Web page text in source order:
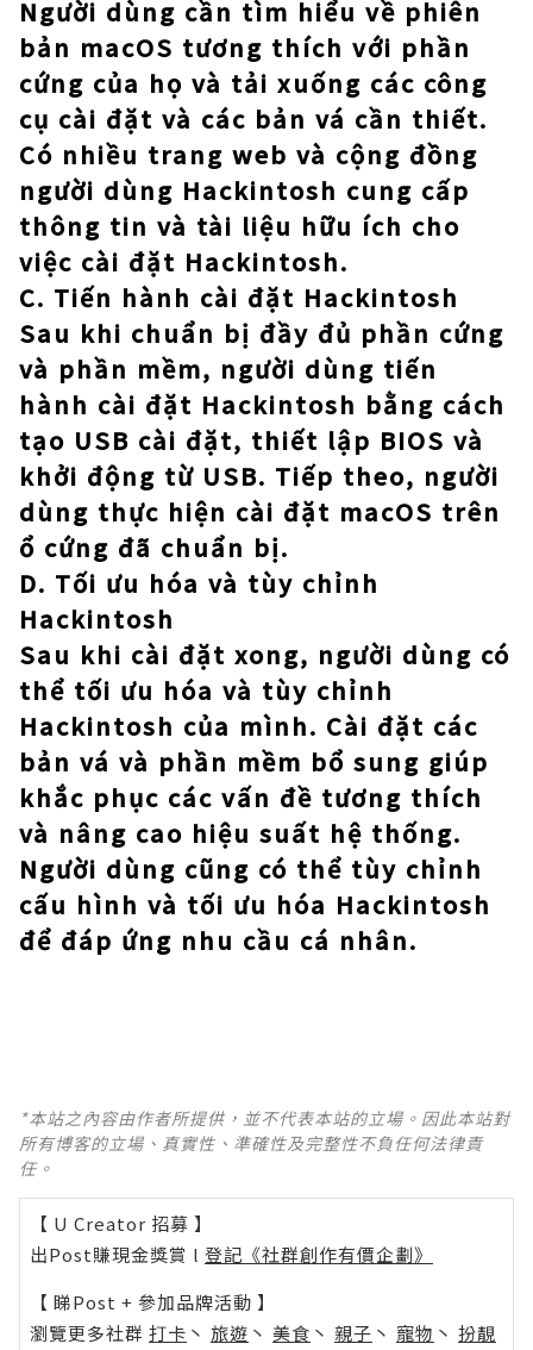
Người dùng cần tìm hiểu về phiên
bản macOS tương thích với phần
cứng của họ và tải xuống các công
cụ cài đặt và các bản vá cần thiết.
Có nhiều trang web và cộng đồng
người dùng Hackintosh cung cấp
thông tin và tài liệu hữu ích cho
việc cài đặt Hackintosh.
C. Tiến hành cài đặt Hackintosh
Sau khi chuẩn bị đầy đủ phần cứng
và phần mềm, người dùng tiến
hành cài đặt Hackintosh bằng cách
tạo USB cài đặt, thiết lập BIOS và
khởi động từ USB. Tiếp theo, người
dùng thực hiện cài đặt macOS trên
ổ cứng đã chuẩn bị.
D. Tối ưu hóa và tùy chỉnh
Hackintosh
Sau khi cài đặt xong, người dùng có
thể tối ưu hóa và tùy chỉnh
Hackintosh của mình. Cài đặt các
bản vá và phần mềm bổ sung giúp
khắc phục các vấn đề tương thích
và nâng cao hiệu suất hệ thống.
Người dùng cũng có thể tùy chỉnh
cấu hình và tối ưu hóa Hackintosh
để đáp ứng nhu cầu cá nhân.
*本站之內容由作者所提供，並不代表本站的立場。因此本站對
所有博客的立場、真實性、準確性及完整性不負任何法律責
任。
【 U Creator 招募 】
出Post賺現金獎賞 l 登記《社群創作有價企劃》
【 睇Post + 參加品牌活動 】
瀏覽更多社群 打卡 丶 旅遊 丶 美食 丶 親子 丶 寵物 丶 扮靚